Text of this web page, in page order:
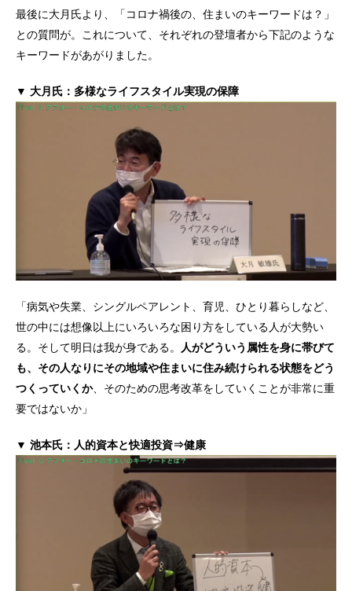
最後に大月氏より、「コロナ禍後の、住まいのキーワードは？」
との質問が。これについて、それぞれの登壇者から下記のような
キーワードがあがりました。
▼ 大月氏：多様なライフスタイル実現の保障
「病気や失業、シングルペアレント、育児、ひとり暮らしなど、
世の中には想像以上にいろいろな困り方をしている人が大勢い
る。そして明日は我が身である。
人がどういう属性を身に帯びて
も、その人なりにその地域や住まいに住み続けられる状態をどう
つくっていくか、そのための思考改革をしていくことが非常に重
要ではないか」
▼ 池本氏：人的資本と快適投資⇒健康